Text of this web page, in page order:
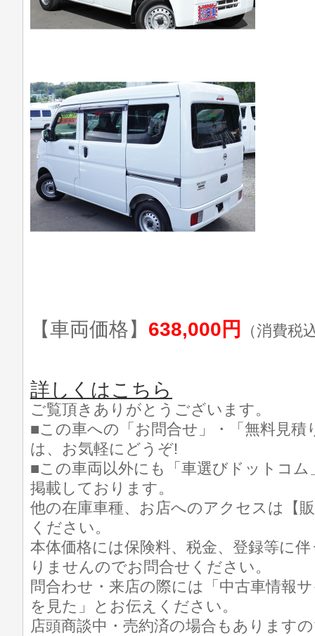
【車両価格】 638,000円 （消費税
詳しくはこちら
ご覧頂きありがとうございます。
■この車への「お問合せ」・「無料見積
は、お気軽にどうぞ!
■この車両以外にも「車選びドットコ
掲載しております。
他の在庫車種、お店へのアクセスは【
ください。
本体価格には保険料、税金、登録等に
りませんのでお問合せください。
問合わせ・来店の際には「中古車情報
を見た」とお伝えください。
店頭商談中・売約済の場合もあります